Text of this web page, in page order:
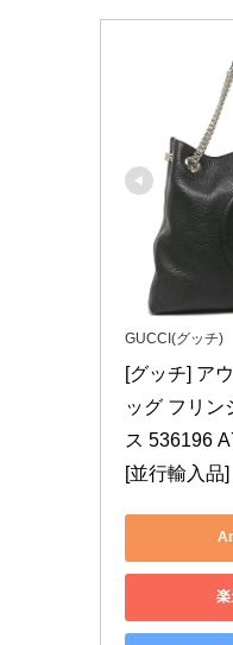
GUCCI(グッチ)
[グッチ] ア
ッグ フリン
ス 536196
[並行輸入品]
楽